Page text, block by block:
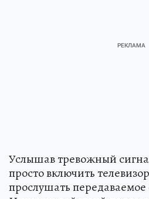
Услышав тревожный
просто включить
прослушать